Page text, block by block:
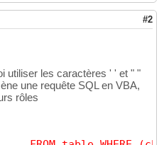
#2
utiliser les caractères ' ' et " "
une requête SQL en VBA,
rôles